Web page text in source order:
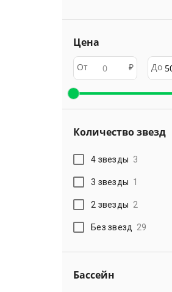
Цена
От ₽ До
Количество звезд
4 звезды 3
3 звезды 1
2 звезды 2
Без звезд 29
Бассейн